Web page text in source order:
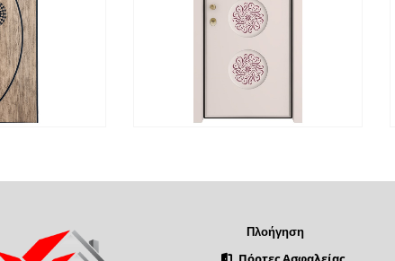
ΔΙΑΒΆΣΤΕ ΠΕΡΙΣΣΌΤΕΡΑ
Πλοήγηση